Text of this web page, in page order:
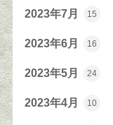
2023年7月 15
2023年6月 16
2023年5月 24
2023年4月 10